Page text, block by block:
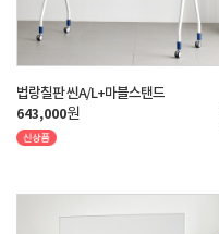
법랑칠판 씬A/L+마블스탠드
643,000원